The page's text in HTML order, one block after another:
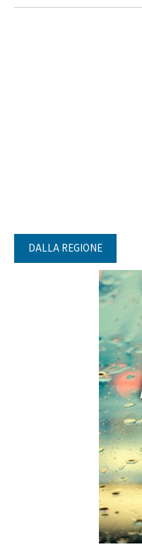
DALLA REGIONE